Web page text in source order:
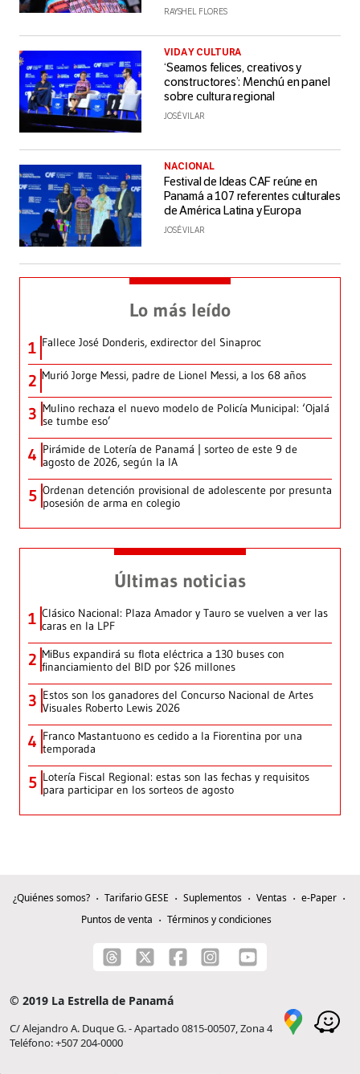
RAYSHEL FLORES
VIDA Y CULTURA
‘Seamos felices, creativos y
constructores’: Menchú en panel
sobre cultura regional
JOSÉ VILAR
NACIONAL
Festival de Ideas CAF reúne en
Panamá a 107 referentes culturales
de América Latina y Europa
JOSÉ VILAR
Lo más leído
1 Fallece José Donderis, exdirector del Sinaproc
2 Murió Jorge Messi, padre de Lionel Messi, a los 68 años
3 Mulino rechaza el nuevo modelo de Policía Municipal: ‘Ojalá
se tumbe eso’
4 Pirámide de Lotería de Panamá | sorteo de este 9 de
agosto de 2026, según la IA
5 Ordenan detención provisional de adolescente por presunta
posesión de arma en colegio
Últimas noticias
1 Clásico Nacional: Plaza Amador y Tauro se vuelven a ver las
caras en la LPF
2 MiBus expandirá su flota eléctrica a 130 buses con
financiamiento del BID por $26 millones
3 Estos son los ganadores del Concurso Nacional de Artes
Visuales Roberto Lewis 2026
4 Franco Mastantuono es cedido a la Fiorentina por una
temporada
5 Lotería Fiscal Regional: estas son las fechas y requisitos
para participar en los sorteos de agosto
¿Quiénes somos? Tarifario GESE Suplementos Ventas
e-Paper
Puntos de venta
Términos y condiciones
© 2019 La Estrella de Panamá
C/ Alejandro A. Duque G. - Apartado 0815-00507, Zona 4
Teléfono: +507 204-0000